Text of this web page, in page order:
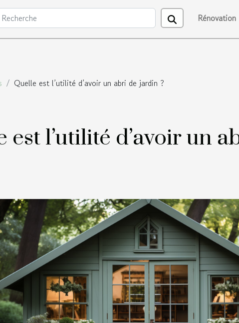
Rénovation
Quelle est l’utilité d’avoir un abri de jardin ?
est l’utilité d’avoir un